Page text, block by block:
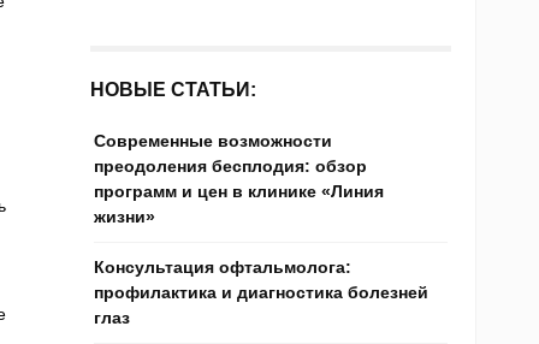
НОВЫЕ СТАТЬИ:
Современные возможности
преодоления бесплодия: обзор
программ и цен в клинике «Линия
жизни»
Консультация офтальмолога:
профилактика и диагностика болезней
глаз